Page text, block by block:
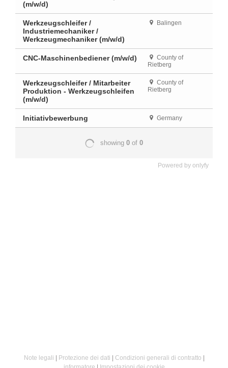
Powered by onlyfy
Note legali Protezione dei dati Condizioni generali di contratto